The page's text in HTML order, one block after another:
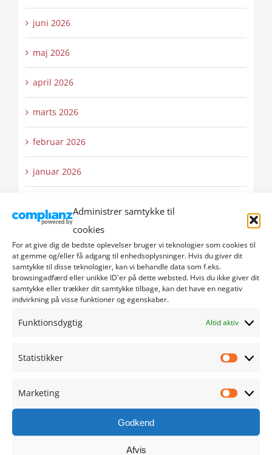
Administrer samtykke til
cookies
For at give dig de bedste oplevelser bruger vi teknologier som cookies til
at gemme og/eller få adgang til enhedsoplysninger. Hvis du giver dit
samtykke til disse teknologier, kan vi behandle data som f.eks.
browsingadfærd eller unikke ID'er på dette websted. Hvis du ikke giver dit
samtykke eller trækker dit samtykke tilbage, kan det have en negativ
indvirkning på visse funktioner og egenskaber.
Funktionsdygtig Altid aktiv
Statistikker
Marketing
Godkend
Afvis
juni 2026
maj 2026
april 2026
marts 2026
februar 2026
januar 2026
november 2025
oktober 2025
september 2025
august 2025
maj 2025
april 2025